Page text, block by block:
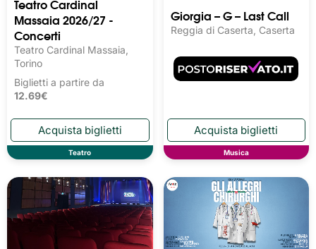
Teatro Cardinal
Massaia 2026/27 -
Concerti
Teatro Cardinal Massaia,
Torino
Biglietti a partire da
12.69€
Teatro
Giorgia – G – Last Call
Reggia di Caserta, Caserta
Musica